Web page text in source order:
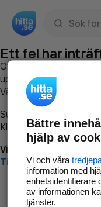
Ett fel har
Om du vill kan du
uppstod så att vi lättare
Vänligen försök med
Surfa till
Klicka påTillbaka-
Vi beklagar besväret!
Till startsidan
Bättre
hjälp av
Vi och våra
information med
enhetsidentifierare
av informationen
tjänster.